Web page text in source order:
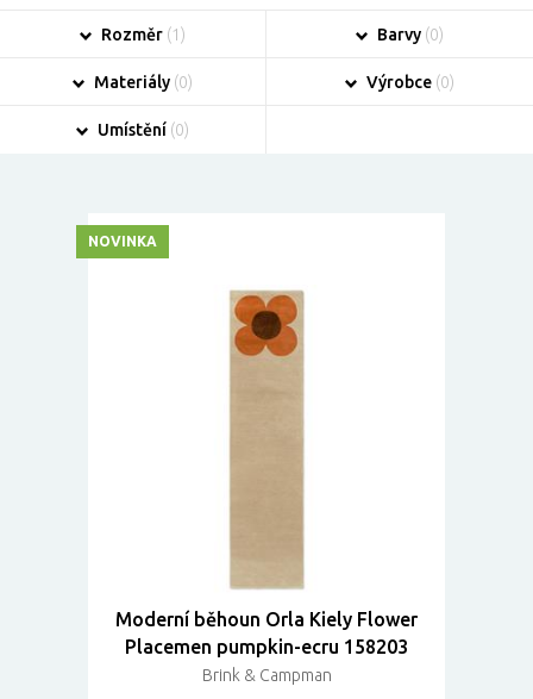
Rozměr (1) Barvy (0)
Materiály (0) Výrobce (0)
Umístění (0)
Moderní běhoun Orla Kiely Flower
Placemen pumpkin-ecru 158203
Brink & Campman
NOVINKA